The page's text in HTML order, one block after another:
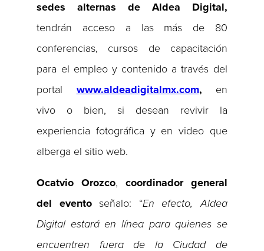
sedes alternas de Aldea Digital,
tendrán acceso a las más de 80
conferencias, cursos de capacitación
para el empleo y contenido a través del
portal www.aldeadigitalmx.com, en
vivo o bien, si desean revivir la
experiencia fotográfica y en video que
alberga el sitio web.
Ocatvio Orozco, coordinador general
del eventoseñalo: “En efecto, Aldea
Digital estará en línea para quienes se
encuentren fuera de la Ciudad de